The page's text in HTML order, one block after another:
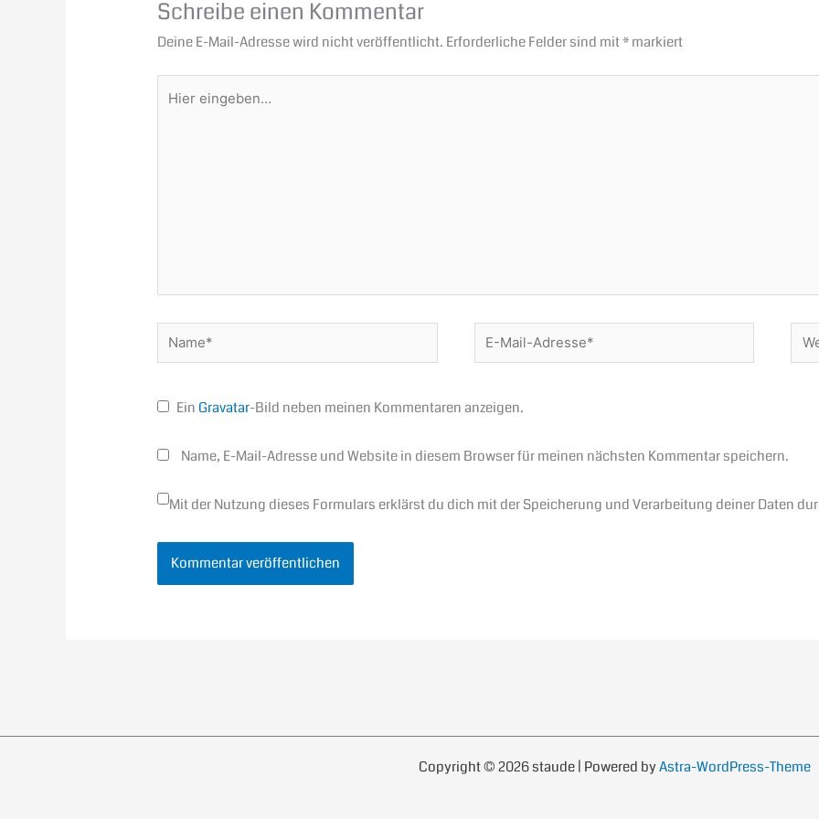
Schreibe einen Kommentar
Deine E-Mail-Adresse wird nicht veröffentlicht. Erforderliche Felder sind mit*markiert
eingeben…
Name*
Mail-
Ein Gravatar-Bild neben meinen Kommentaren anzeigen.
Name, E-Mail-Adresse und Website in diesem Browser für meinen nächsten Kommentar speichern.
Mit der Nutzung dieses Formulars erklärst du dich mit der Speicherung und Verarbeitung deiner Daten
Copyright © 2026 staude | Powered byAstra-WordPress-Theme